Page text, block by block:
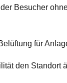
Besucher
für
den Standort